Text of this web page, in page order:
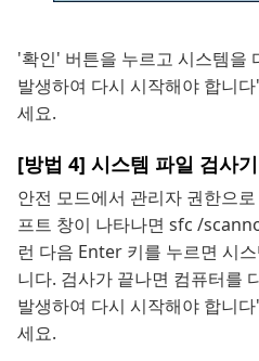
'확인' 버튼을 누르고 시스템을
발생하여 다시 시작해야 합니
세요.
[방법 4] 시스템 파일 검사
안전 모드에서 관리자 권한으
프트 창이 나타나면 sfc /
런 다음 Enter 키를 누르면 시
니다. 검사가 끝나면 컴퓨터를
발생하여 다시 시작해야 합니
세요.